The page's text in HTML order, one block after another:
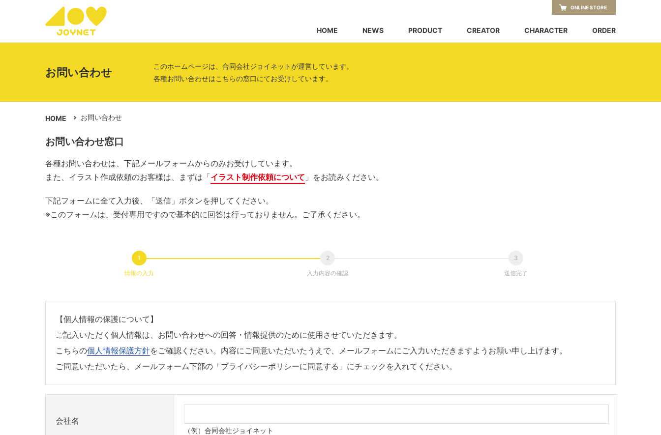
HOME NEWS PRODUCT CREATOR CHARACTER ORDER
ONLINE STORE
お問い合わせ
このホームページは、合同会社ジョイネットが運営しています。
各種お問い合わせはこちらの窓口にてお受けしています。
HOME お問い合わせ
お問い合わせ窓口
各種お問い合わせは、下記メールフォームからのみお受けしています。
また、イラスト作成依頼のお客様は、まずは「イラスト制作依頼について 」をお読みください。
下記フォームに全て入力後、「送信」ボタンを押してください。
※このフォームは、受付専用ですので基本的に回答は行っておりません。ご了承ください。
情報の入力 入力内容の確認 送信完了
【個人情報の保護について】
ご記入いただく個人情報は、お問い合わせへの回答・情報提供のために使用させていただきます。
こちらの個人情報保護方針をご確認ください。内容にご同意いただいたうえで、メールフォームにご入力いただきますようお願い申し上げます。
ご同意いただいたら、メールフォーム下部の「プライバシーポリシーに同意する」にチェックを入れてください。
会社名
（例）合同会社ジョイネット